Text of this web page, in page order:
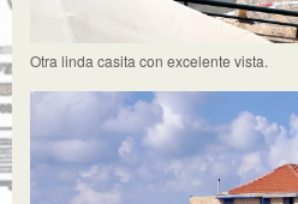
Otra linda casita con excelente vista.